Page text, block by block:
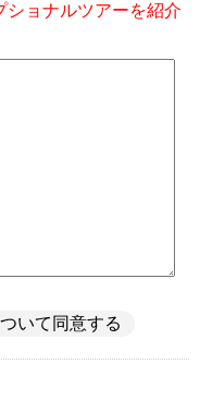
ョナルツアーを紹介
いて同意する